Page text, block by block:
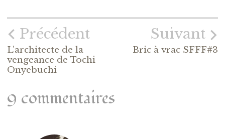
Précédent
L’architecte de la
vengeance de Tochi
Onyebuchi
Suivant
Bric à vrac SFFF#3
9 commentaires